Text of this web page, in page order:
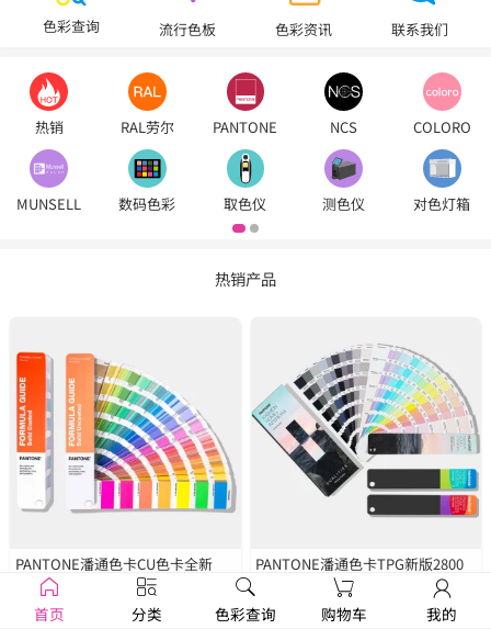
色彩查询 流行色板 色彩资讯 联系我们
热销 RAL劳尔 PANTONE NCS COLORO
MUNSELL 数码色彩 取色仪 测色仪 对色灯箱
热销产品
PANTONE潘通色卡CU色卡全新
2390色
￥1250
PANTONE潘通色卡TPG新版2800
FHIP110C
￥1679
首页 分类 色彩查询 购物车 我的